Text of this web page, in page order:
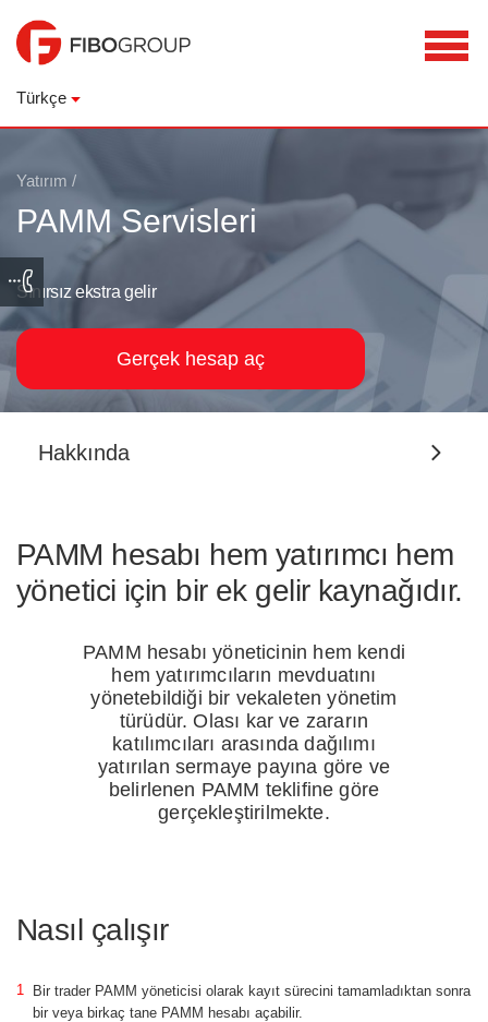
Türkçe
Yatırım /
PAMM Servisleri
Sınırsız ekstra gelir
Gerçek hesap aç
Hakkında
PAMM hesabı hem yatırımcı hem
yönetici için bir ek gelir kaynağıdır.
PAMM hesabı yöneticinin hem kendi
hem yatırımcıların mevduatını
yönetebildiği bir vekaleten yönetim
türüdür. Olası kar ve zararın
katılımcıları arasında dağılımı
yatırılan sermaye payına göre ve
belirlenen PAMM teklifine göre
gerçekleştirilmekte.
Nasıl çalışır
Bir trader PAMM yöneticisi olarak kayıt sürecini tamamladıktan sonra
bir veya birkaç tane PAMM hesabı açabilir.